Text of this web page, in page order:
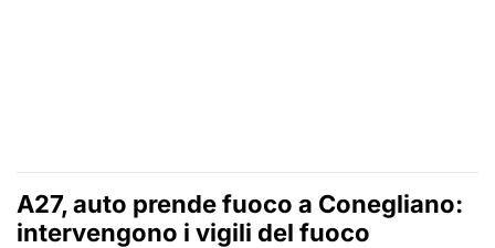
A27, auto prende fuoco a Conegliano:
intervengono i vigili del fuoco